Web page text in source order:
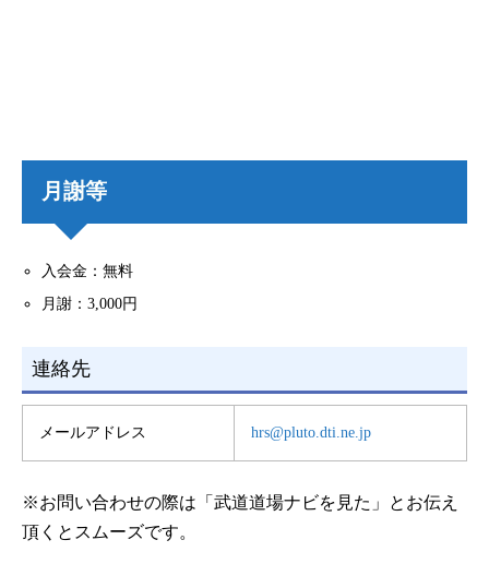
月謝等
入会金：無料
月謝：3,000円
連絡先
メールアドレス hrs@pluto.dti.ne.jp
※お問い合わせの際は「武道道場ナビを見た」とお伝え
頂くとスムーズです。